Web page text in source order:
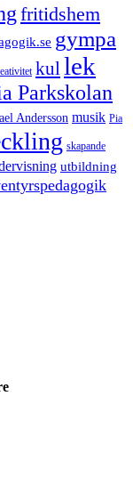
fritidshem
gympa
kul lek
Parkskolan
Andersson musik Pia
skapande
utbildning